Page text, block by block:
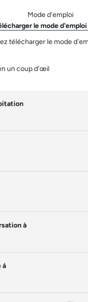
Mode d'emploi
le mode d'emploi
télécharger le mode
un coup d'œil
à
á